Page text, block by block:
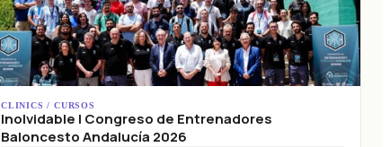
CLINICS / CURSOS
Inolvidable I Congreso de Entrenadores
Baloncesto Andalucía 2026